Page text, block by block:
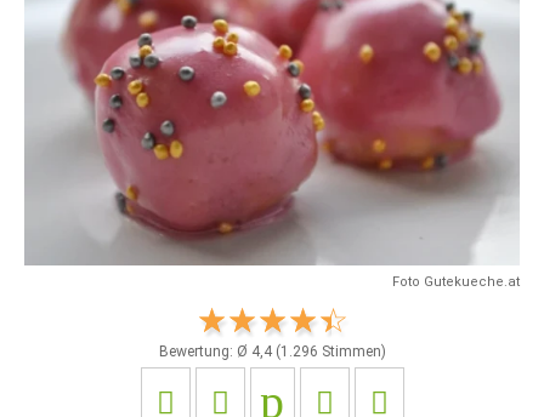
Foto Gutekueche.at
Bewertung: Ø 4,4(1.296 Stimmen)